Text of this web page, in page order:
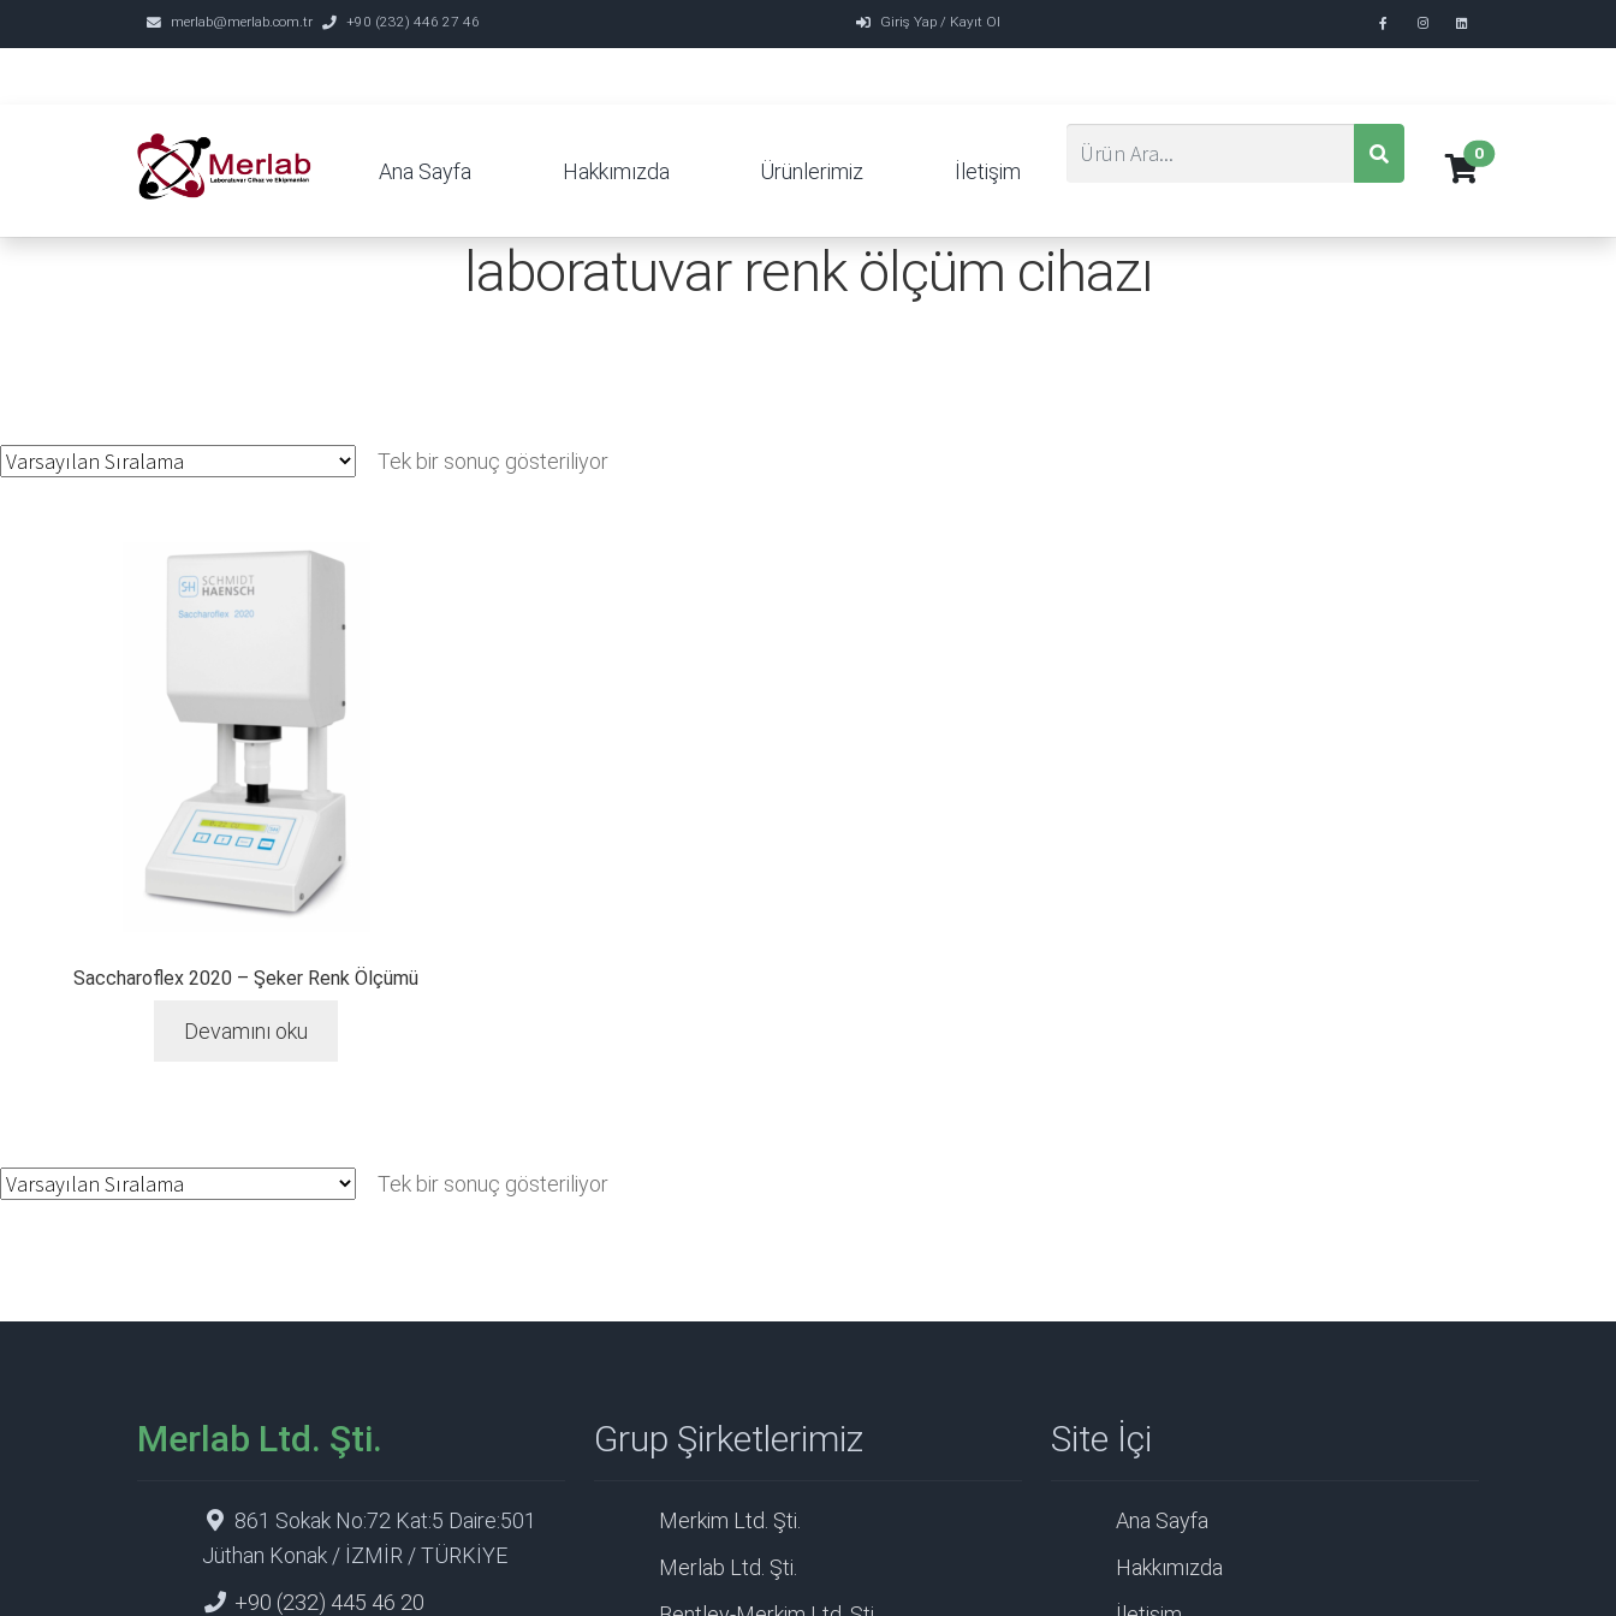
merlab@merlab.com.tr +90 (232) 446 27 46 Giriş Yap / Kayıt Ol
Ana Sayfa Hakkımızda Ürünlerimiz İletişim
0
laboratuvar renk ölçüm cihazı
Tek bir sonuç gösteriliyor
Saccharoflex 2020 – Şeker Renk Ölçümü
Devamını oku
Tek bir sonuç gösteriliyor
Merlab Ltd. Şti.
861 Sokak No:72 Kat:5 Daire:501
Jüthan Konak / İZMİR / TÜRKİYE
+90 (232) 445 46 20
Grup Şirketlerimiz
Merkim Ltd. Şti.
Merlab Ltd. Şti.
Site İçi
Ana Sayfa
Hakkımızda